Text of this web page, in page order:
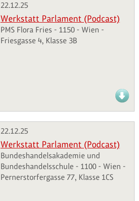
22.12.25
Werkstatt Parlament (Podcast)
PMS Flora Fries - 1150 - Wien -
Friesgasse 4, Klasse 3B
22.12.25
Werkstatt Parlament (Podcast)
Bundeshandelsakademie und
Bundeshandelsschule - 1100 - Wien -
Pernerstorfergasse 77, Klasse 1CS